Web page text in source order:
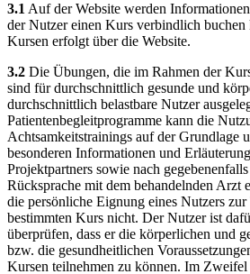
3.1 Auf der Website werden
der Nutzer einen Kurs verbindlich
Kursen erfolgt über die Website.
3.2 Die Übungen, die im Rahmen der
sind für durchschnittlich gesunde und
durchschnittlich belastbare Nutzer
Patientenbegleitprogramme kann die
Achtsamkeitstrainings auf der Grundlage
besonderen Informationen und
Projektpartners sowie nach
Rücksprache mit dem behandelnden
die persönliche Eignung eines Nutzers
bestimmten Kurs nicht. Der Nutzer ist
überprüfen, dass er die körperlichen und
bzw. die gesundheitlichen
Kursen teilnehmen zu können. Im